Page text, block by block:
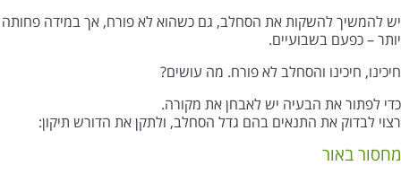
יש להמשיך להשקות את הסחלב, גם כשהוא לא פורח, אך במידה פחותה
יותר – כפעם בשבועיים.
חיכינו, חיכינו והסחלב לא פורח. מה עושים?
כדי לפתור את הבעיה יש לאבחן את מקורה.
רצוי לבדוק את התנאים בהם גדל הסחלב, ולתקן את הדורש תיקון:
מחסור באור